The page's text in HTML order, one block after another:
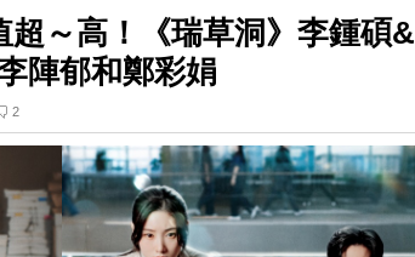
超～高！《瑞草洞》李鍾碩&
陣郁和鄭彩娟
2